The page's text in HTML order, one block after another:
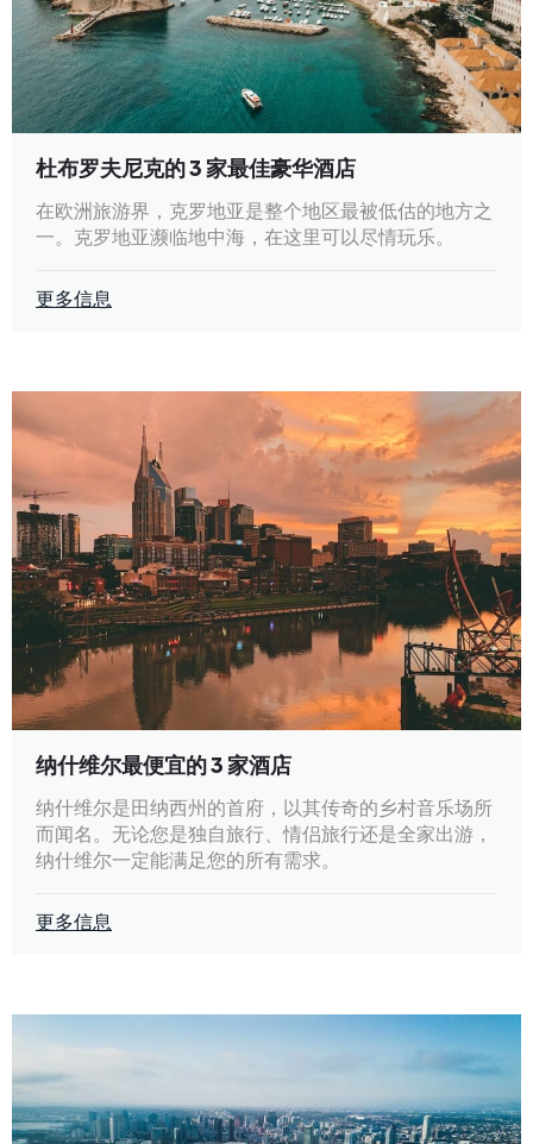
杜布罗夫尼克的 3 家最佳豪华酒店
在欧洲旅游界，克罗地亚是整个地区最被低估的地方之
一。克罗地亚濒临地中海，在这里可以尽情玩乐。
更多信息
纳什维尔最便宜的 3 家酒店
纳什维尔是田纳西州的首府，以其传奇的乡村音乐场所
而闻名。无论您是独自旅行、情侣旅行还是全家出游，
纳什维尔一定能满足您的所有需求。
更多信息